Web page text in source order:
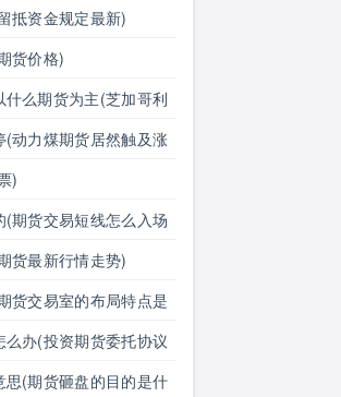
抵资金规定最新)
货价格)
么期货为主(芝加哥利
为主体)
动力煤期货居然触及涨
)
期货交易短线怎么入场
货最新行情走势)
货交易室的布局特点是
办(投资期货委托协议
(期货砸盘的目的是什